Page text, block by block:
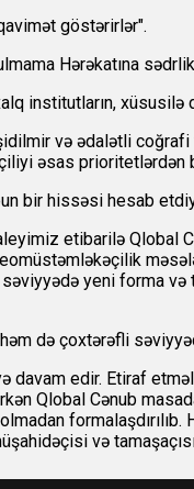
göstərirlər".
Hərəkatına
institutların, xüsusilə
və ədalətli
əsas prioritetlərdən
bir hissəsi hesab
etibarilə
yeni forma
də çoxtərəfli
edir. Etiraf
Qlobal Cənub
və